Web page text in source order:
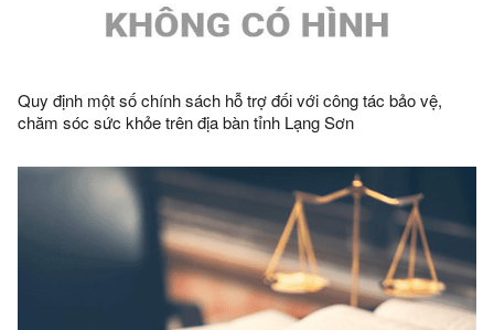
Quy định một số chính sách hỗ trợ đối với công tác bảo vệ,
chăm sóc sức khỏe trên địa bàn tỉnh Lạng Sơn